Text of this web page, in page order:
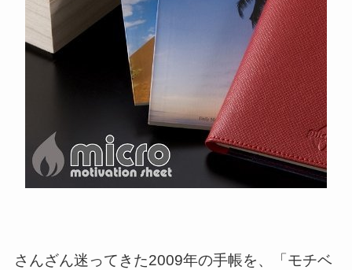
さんざん迷ってきた2009年の手帳を、「モチベ